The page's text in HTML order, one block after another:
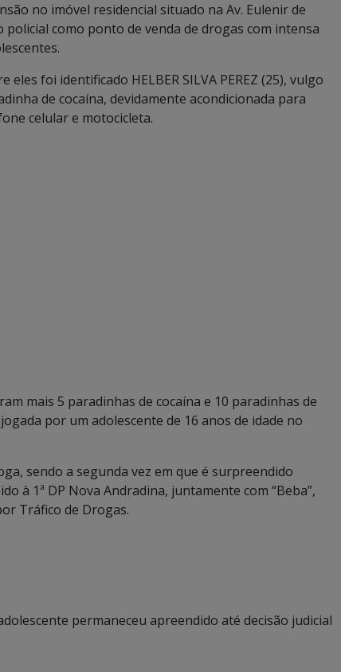
no imóvel residencial situado na Av. Eulenir de
como ponto de venda de drogas com intensa
foi identificado HELBER SILVA PEREZ (25), vulgo
de cocaína, devidamente acondicionada para
celular e motocicleta.
mais 5 paradinhas de cocaína e 10 paradinhas de
por um adolescente de 16 anos de idade no
sendo a segunda vez em que é surpreendido
à 1ª DP Nova Andradina, juntamente com “Beba”,
Tráfico de Drogas.
permaneceu apreendido até decisão judicial